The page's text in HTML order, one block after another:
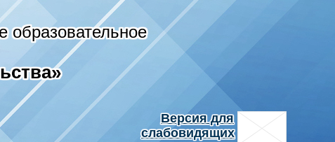
образовательное
Версия для
слабовидящих